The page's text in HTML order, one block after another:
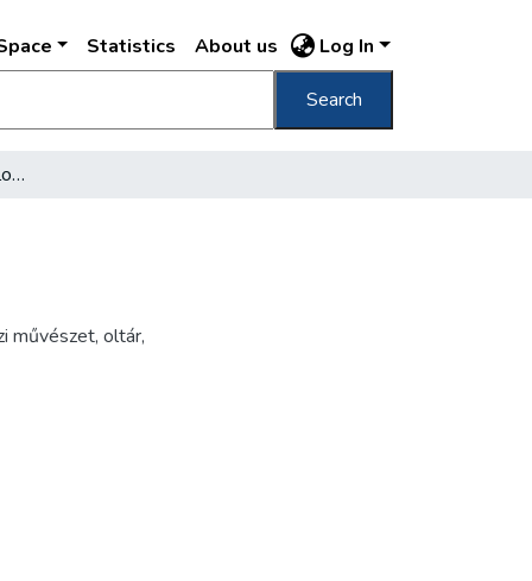
Statistics About us Log In
Search
[Belvárosi ferences templom]
művészet, oltár,